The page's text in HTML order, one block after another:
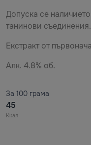
Допуска се
танинови съединения.
Екстракт от
Алк. 4.8% об.
За 100 грама
45
Ккал